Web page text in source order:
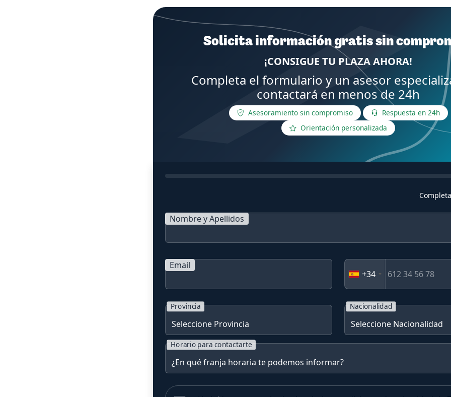
que se vuelquen tanto en ayudarte a
conseguir tus objetivos... Siempre le estaré
duro pero aquí he encontrado una gran
que se vuelquen tanto en ayudarte a
agradecida. Preparar una oposición es muy
duro pero aquí he encontrado una gran
ayuda y mucha motivación.
Solicita información gratis sin
¡CONSIGUE TU PLAZA AHORA!
Completa el formulario y un asesor
contactará en menos de 24h
Asesoramiento sin compromiso
Respuesta en 24h
Orientación personalizada
Nombre y Apellidos
Email
+34
Provincia Nacionalidad
Horario para contactarte